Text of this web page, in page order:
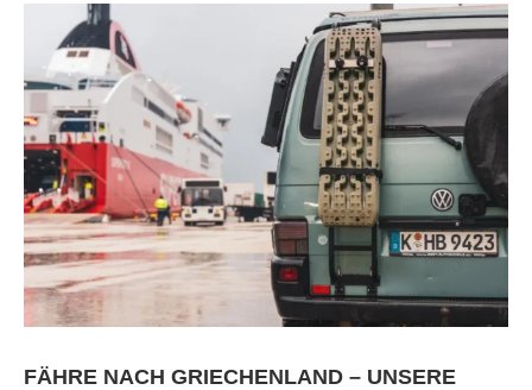
FÄHRE NACH GRIECHENLAND – UNSERE